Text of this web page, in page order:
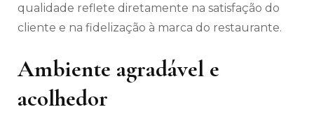
qualidade reflete diretamente na satisfação do
cliente e na fidelização à marca do restaurante.
Ambiente agradável e
acolhedor